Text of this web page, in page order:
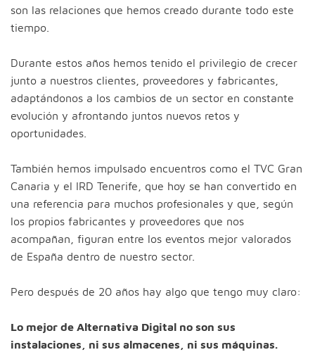
son las relaciones que hemos creado durante todo este
tiempo.
Durante estos años hemos tenido el privilegio de crecer
junto a nuestros clientes, proveedores y fabricantes,
adaptándonos a los cambios de un sector en constante
evolución y afrontando juntos nuevos retos y
oportunidades.
También hemos impulsado encuentros como el TVC Gran
Canaria y el IRD Tenerife, que hoy se han convertido en
una referencia para muchos profesionales y que, según
los propios fabricantes y proveedores que nos
acompañan, figuran entre los eventos mejor valorados
de España dentro de nuestro sector.
Pero después de 20 años hay algo que tengo muy claro:
Lo mejor de Alternativa Digital no son sus
instalaciones, ni sus almacenes, ni sus máquinas.